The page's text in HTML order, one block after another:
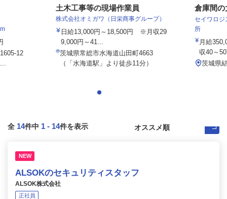
12
土木工事等の現場作業員
株式会社オミガワ（日栄商事グループ）
日給13,000円～18,500円 ※月収29
9,000円～41...
茨城県常総市水海道山田町4663
（「水海道駅」より徒歩11分）
倉庫間の
セイワロ
所
月給
収40～
茨城県
全 14件中 1 - 14件を表示
NEW
ALSOKのセキュリティスタッフ
ALSOK株式会社
正社員